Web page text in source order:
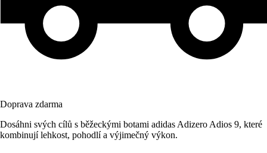
Doprava zdarma
Dosáhni svých cílů s běžeckými botami adidas Adizero Adios 9, které
kombinují lehkost, pohodlí a výjimečný výkon.